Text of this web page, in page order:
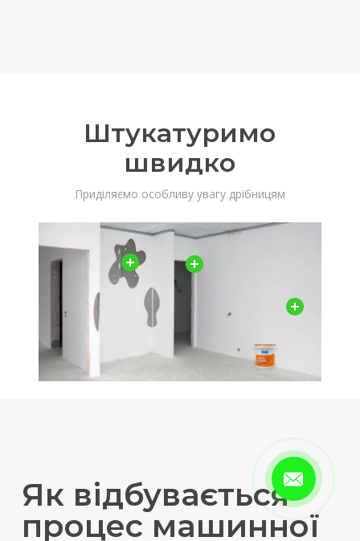
Штукатуримо
швидко
Приділяємо особливу увагу дрібницям
Як відбувається
процес машинної